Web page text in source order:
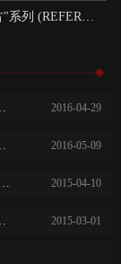
2016-04-29
2016-05-09
2015-04-10
2015-03-01